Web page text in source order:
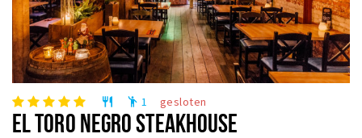
restaurant emoji_people 1 gesloten
EL TORO NEGRO STEAKHOUSE